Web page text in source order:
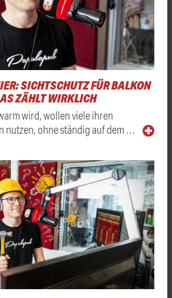
SICHTSCHUTZ FÜR BALKON
ZÄHLT WIRKLICH
wird, wollen viele ihren
nutzen, ohne ständig auf dem …